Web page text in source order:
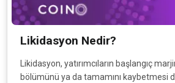
Likidasyon Nedir?
Likidasyon, yatırımcıların başlangıç
bölümünü ya da tamamını kaybetmesi